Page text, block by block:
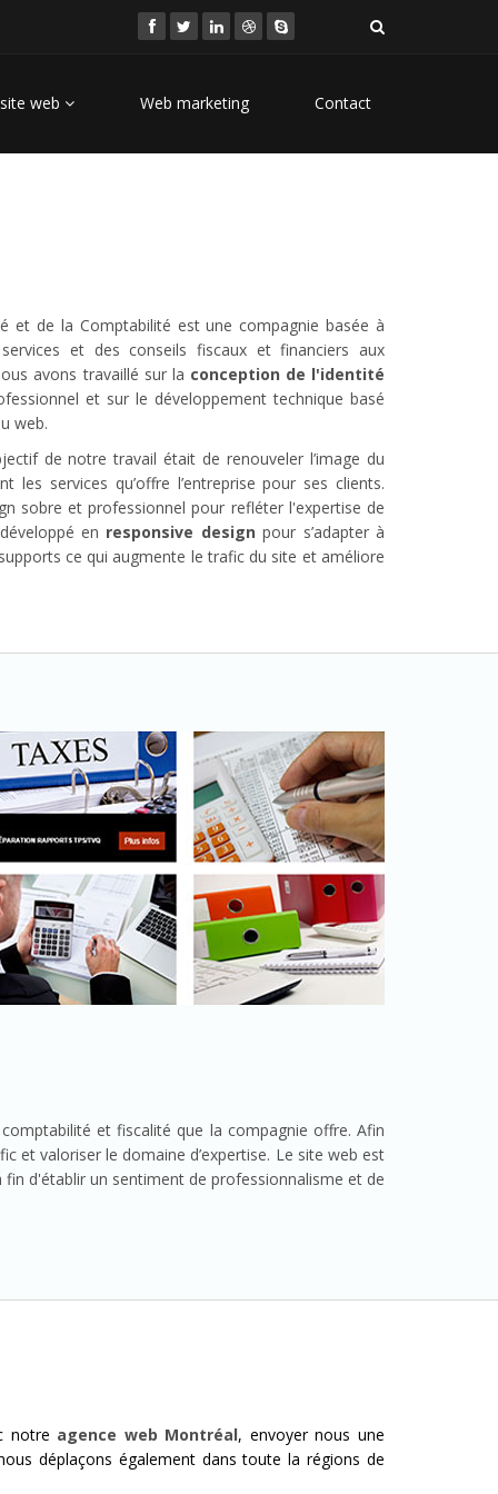
web Web marketing Contact
et de la Comptabilité est une compagnie basée à
et des conseils fiscaux et financiers aux
avons travaillé sur la conception de l'identité
et sur le développement technique basé
web.
de notre travail était de renouveler l’image du
services qu’offre l’entreprise pour ses clients.
sobre et professionnel pour refléter l'expertise de
en responsive design pour s’adapter à
ce qui augmente le trafic du site et améliore
et fiscalité que la compagnie offre. Afin
et valoriser le domaine d’expertise. Le site web est
d'établir un sentiment de professionnalisme et de
notre agence web Montréal, envoyer nous une
déplaçons également dans toute la régions de